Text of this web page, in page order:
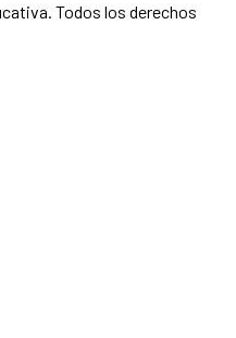
Todos los derechos